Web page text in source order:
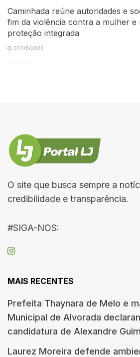
Caminhada reúne autoridades e
fim da violência contra a mulher
proteção integrada
07/08/2026
O site que busca sempre a
credibilidade e transparência.
#SIGA-NOS:
MAIS RECENTES
Prefeita Thaynara de Melo e
Municipal de Alvorada
candidatura de Alexandre
Laurez Moreira defende